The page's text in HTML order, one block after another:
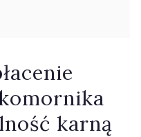
karną